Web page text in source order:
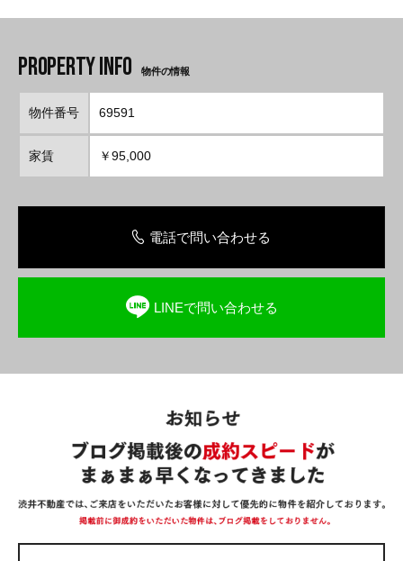
物件の情報
物件番号 69591
家賃 ￥95,000
電話で問い合わせる
LINEで問い合わせる